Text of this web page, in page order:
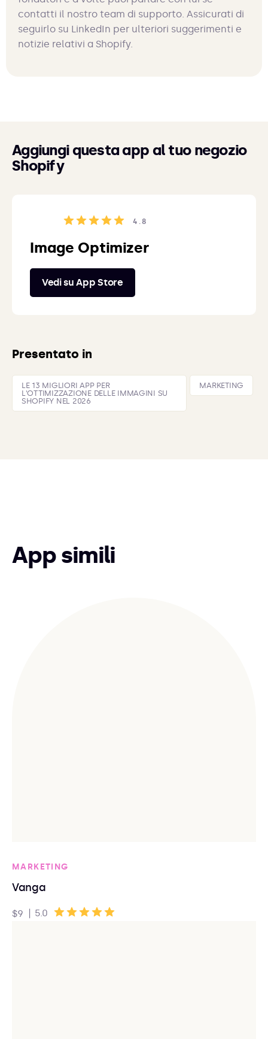
contatti il nostro team di supporto. Assicurati di
seguirlo su LinkedIn per ulteriori suggerimenti e
notizie relativi a Shopify.
Aggiungi questa app al tuo negozio
Shopify
4.8
Image Optimizer
Vedi su App Store
Presentato in
LE 13 MIGLIORI APP PER
L'OTTIMIZZAZIONE DELLE IMMAGINI SU
SHOPIFY NEL 2026
MARKETING
App simili
MARKETING
Vanga
$9 | 5.0